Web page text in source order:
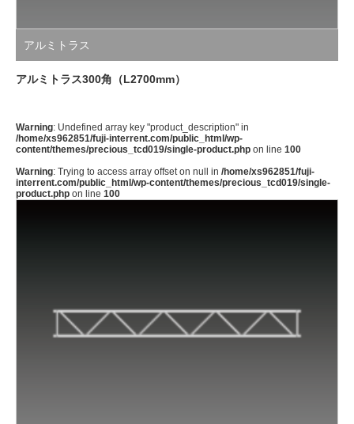
アルミトラス
アルミトラス300角（L2700mm）
Warning: Undefined array key "product_description" in
/home/xs962851/fuji-interrent.com/public_html/wp-
content/themes/precious_tcd019/single-product.php on line 100
Warning: Trying to access array offset on null in /home/xs962851/fuji-
interrent.com/public_html/wp-content/themes/precious_tcd019/single-
product.php on line 100